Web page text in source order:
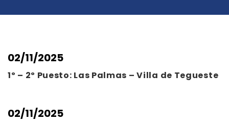
02/11/2025
1º – 2º Puesto: Las Palmas – Villa de Tegueste
02/11/2025